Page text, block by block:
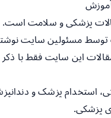
پزشکی و سلامت
توسط مسئولین سایت
این سایت فقط با ذکر
استخدام پزشک و